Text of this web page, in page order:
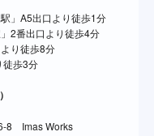
」A5出口より徒歩1分
2番出口より徒歩4分
り徒歩8分
徒歩3分
8 Imas Works